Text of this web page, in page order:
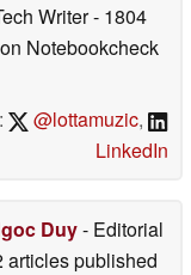
Writer- 1804
Notebookcheck
@lottamuzic,
LinkedIn
Duy- Editorial
articles published